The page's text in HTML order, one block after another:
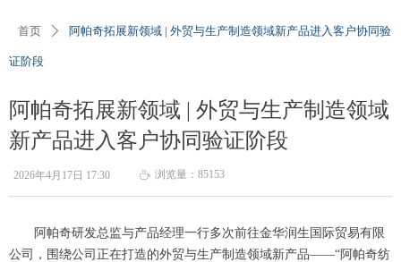
阿帕奇拓展新领域 | 外贸与生产制造领域
新产品进入客户协同验证阶段
首页 ꄲ 阿帕奇拓展新领域 | 外贸与生产制造领域新产品进入客户协同验
证阶段
阿帕奇研发总监与产品经理一行多次前往金华润生国际贸易有限
公司，围绕公司正在打造的外贸与生产制造领域新产品——“阿帕奇纺
2026年4月17日 17:30 ꄘ 浏览量：85153